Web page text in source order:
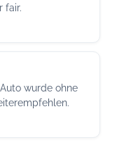
fair.
wurde ohne